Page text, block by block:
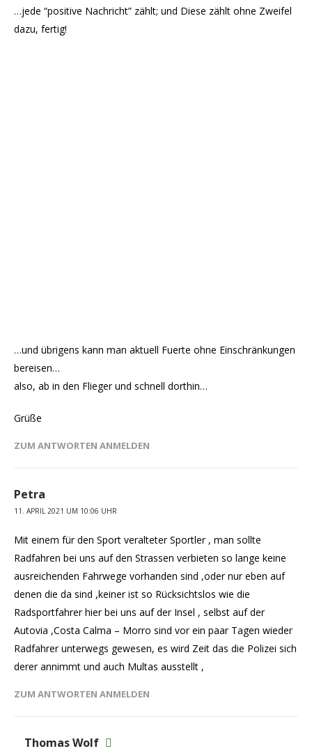
…jede “positive Nachricht” zählt; und Diese zählt ohne Zweifel
dazu, fertig!
…und übrigens kann man aktuell Fuerte ohne Einschränkungen
bereisen…
also, ab in den Flieger und schnell dorthin…
Grüße
ZUM ANTWORTEN ANMELDEN
Petra
11. APRIL 2021 UM 10:06 UHR
Mit einem für den Sport veralteter Sportler , man sollte
Radfahren bei uns auf den Strassen verbieten so lange keine
ausreichenden Fahrwege vorhanden sind ,oder nur eben auf
denen die da sind ,keiner ist so Rücksichtslos wie die
Radsportfahrer hier bei uns auf der Insel , selbst auf der
Autovia ,Costa Calma – Morro sind vor ein paar Tagen wieder
Radfahrer unterwegs gewesen, es wird Zeit das die Polizei sich
derer annimmt und auch Multas ausstellt ,
ZUM ANTWORTEN ANMELDEN
Thomas Wolf